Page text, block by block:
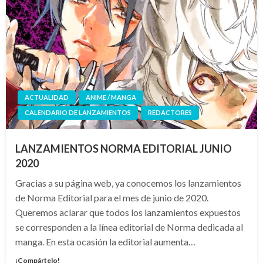
ACTUALIDAD
ANIME / MANGA
CALENDARIO DE LANZAMIENTOS
REDACTORES
LANZAMIENTOS NORMA EDITORIAL JUNIO
2020
Gracias a su página web, ya conocemos los lanzamientos
de Norma Editorial para el mes de junio de 2020.
Queremos aclarar que todos los lanzamientos expuestos
se corresponden a la línea editorial de Norma dedicada al
manga. En esta ocasión la editorial aumenta…
¡Compártelo!